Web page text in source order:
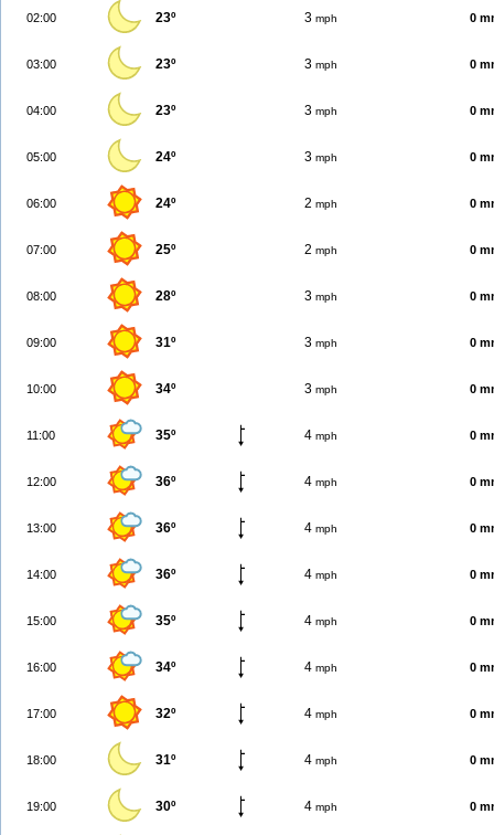
02:00 23º 3 mph 0
03:00 23º 3 mph 0
04:00 23º 3 mph 0
05:00 24º 3 mph 0
06:00 24º 2 mph 0
07:00 25º 2 mph 0
08:00 28º 3 mph 0
09:00 31º 3 mph 0
10:00 34º 3 mph 0
11:00 35º 4 mph 0
12:00 36º 4 mph 0
13:00 36º 4 mph 0
14:00 36º 4 mph 0
15:00 35º 4 mph 0
16:00 34º 4 mph 0
17:00 32º 4 mph 0
18:00 31º 4 mph 0
19:00 30º 4 mph 0